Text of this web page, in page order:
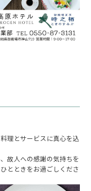
理とサービスに真心を込
故人への感謝の気持ちを
とときをお過ごしくださ